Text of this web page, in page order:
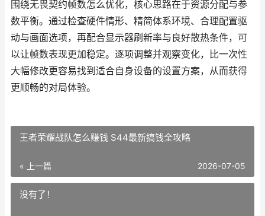
围绕无畏契约帧数怎么优化，核心思路在于资源分配与参
数平衡。通过检查硬件情形、精简体系环境、合理配置驱
动与画面选项，再配合显示器刷新率与良好散热条件，可
以让帧数表现更加稳定。逐项调整并观察变化，比一次性
大幅修改更容易找到适合自身设备的设置方案，从而获得
更顺畅的对局体验。
王者荣耀战队怎么赚钱 S44最新搞钱全攻略
« 上一篇 2026-07-05
没有了！